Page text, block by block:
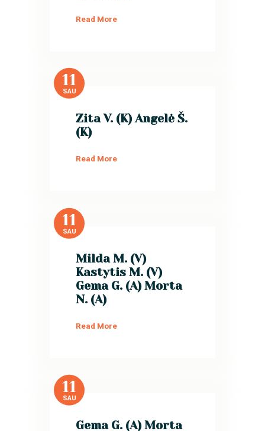
Read More
11
SAU
Zita V. (K) Angelė Š.
(K)
Read More
11
SAU
Milda M. (V)
Kastytis M. (V)
Gema G. (A) Morta
N. (A)
Read More
11
SAU
Gema G. (A) Morta